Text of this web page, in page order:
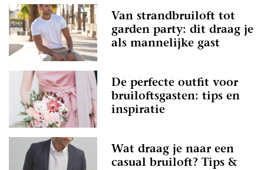
Van strandbruiloft tot
garden party: dit draag je
als mannelijke gast
De perfecte outfit voor
bruiloftsgasten: tips en
inspiratie
Wat draag je naar een
casual bruiloft? Tips &